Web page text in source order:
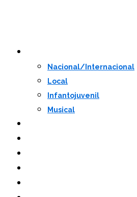
Nacional/Internacional
Local
Infantojuvenil
Musical